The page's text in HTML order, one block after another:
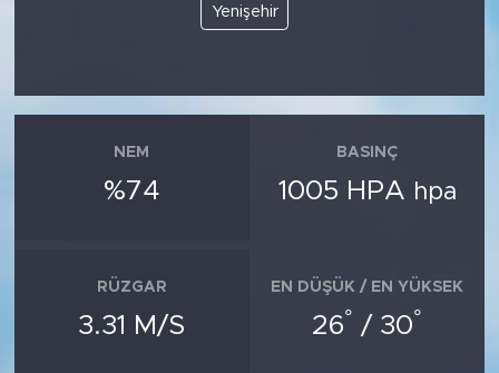
Yenişehir
NEM
%74
BASINÇ
1005 HPA hpa
RÜZGAR
3.31 M/S
EN DÜŞÜK / EN YÜKSEK
26° / 30°